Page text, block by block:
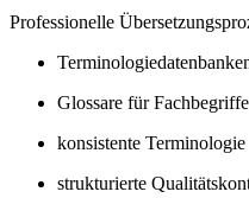
Professionelle
Glossare für Fachbegriffe
konsistente Terminologie
strukturierte